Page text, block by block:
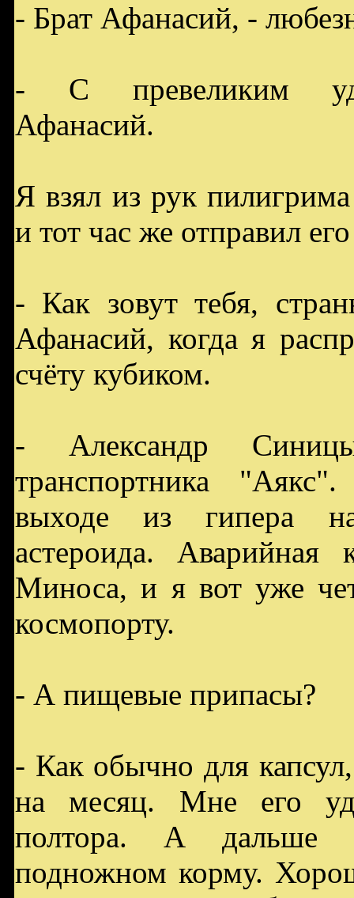
- Брат Афанасий, -
- С превеликим
Афанасий.
Я взял из рук
и тот час же отправил
- Как зовут тебя,
Афанасий, когда я
счёту кубиком.
- Александр
транспортника
выходе из гипера
астероида. Аварийная
Миноса, и я вот уже
космопорту.
- А пищевые припасы?
- Как обычно для
на месяц. Мне его
полтора. А дальше
подножном корму.